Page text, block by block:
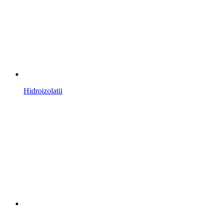
Hidroizolatii